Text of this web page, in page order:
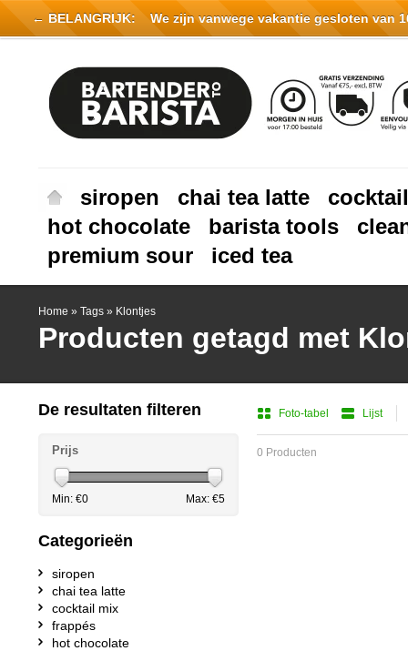
siropen chai tea latte
hot chocolate
barista tools
premium sour
iced tea
Home » Tags » Klontjes
Producten getagd met
Foto-tabel Lijst
0 Producten
De resultaten filteren
Prijs
Min: €0 Max: €5
Categorieën
siropen
chai tea latte
cocktail mix
frappés
hot chocolate
← BELANGRIJK: We zijn vanwege vakantie gesloten van